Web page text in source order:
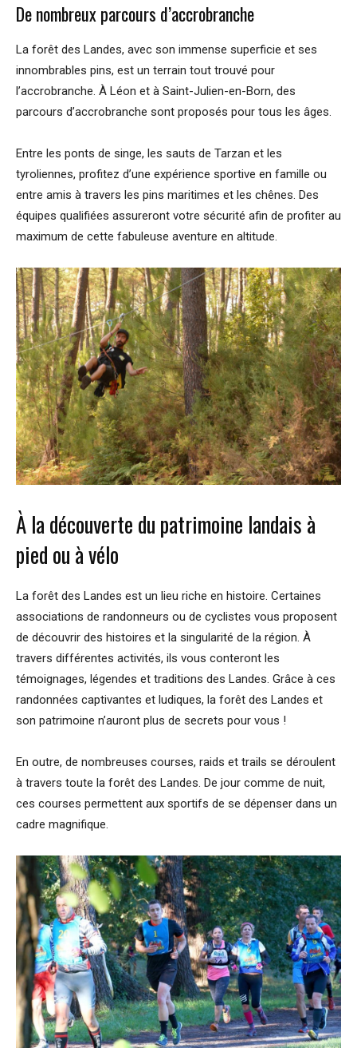
De nombreux parcours d’accrobranche
La forêt des Landes, avec son immense superficie et ses
innombrables pins, est un terrain tout trouvé pour
l’accrobranche. À Léon et à Saint-Julien-en-Born, des
parcours d’accrobranche sont proposés pour tous les âges.
Entre les ponts de singe, les sauts de Tarzan et les
tyroliennes, profitez d’une expérience sportive en famille ou
entre amis à travers les pins maritimes et les chênes. Des
équipes qualifiées assureront votre sécurité afin de profiter au
maximum de cette fabuleuse aventure en altitude.
À la découverte du patrimoine landais à
pied ou à vélo
La forêt des Landes est un lieu riche en histoire. Certaines
associations de randonneurs ou de cyclistes vous proposent
de découvrir des histoires et la singularité de la région. À
travers différentes activités, ils vous conteront les
témoignages, légendes et traditions des Landes. Grâce à ces
randonnées captivantes et ludiques, la forêt des Landes et
son patrimoine n’auront plus de secrets pour vous !
En outre, de nombreuses courses, raids et trails se déroulent
à travers toute la forêt des Landes. De jour comme de nuit,
ces courses permettent aux sportifs de se dépenser dans un
cadre magnifique.